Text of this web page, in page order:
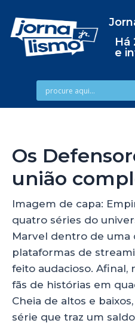
Há
e
Os
união
Imagem de capa:
quatro séries do
Marvel dentro de uma
plataformas de
feito audacioso. Afinal,
fãs de histórias em
Cheia de altos e
série que traz um